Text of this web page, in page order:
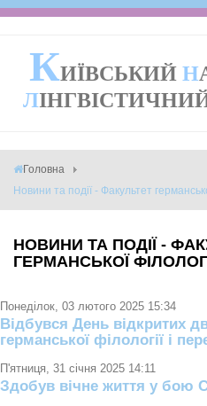
КИЇВСЬКИЙ Н
Л
Головна
Новини та події - Факультет
НОВИНИ ТА ПОДІЇ -
ГЕРМАНСЬКОЇ
Понеділок, 03 лютого 2025 15:34
Відбувся День відкритих
германської філології і
П'ятниця, 31 січня 2025 14:11
Здобув вічне життя у бою